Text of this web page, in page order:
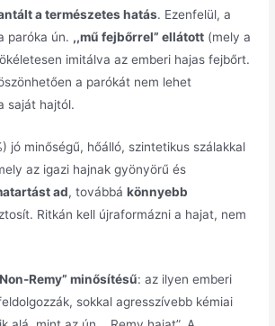
a természetes hatás. Ezenfelül, a
paróka ún. ,,mű fejbőrrel” ellátott (mely a
imitálva az emberi hajas fejbőrt.
a parókát nem lehet
saját hajtól.
jó minőségű, hőálló, szintetikus szálakkal
az igazi hajnak gyönyörű és
ad, továbbákönnyebb
Ritkán kell újraformázni a hajat, nem
Remy” minősítésű: az ilyen emberi
sokkal agresszívebb kémiai